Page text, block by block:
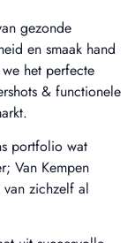
gezonde
en smaak hand
het perfecte
& functionele
portfolio wat
Van Kempen
zichzelf al